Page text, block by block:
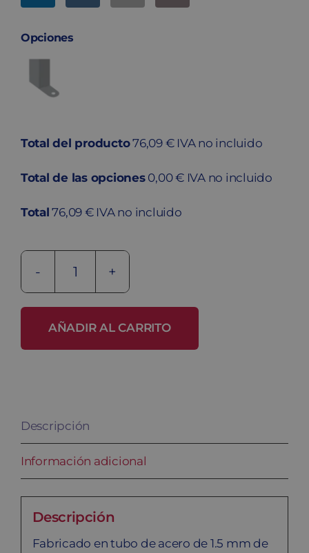
Opciones
Total del producto76,09 € IVA no incluido
Total de las opciones 0,00 € IVA no incluido
Total 76,09 € IVA no incluido
Banco
acero
AÑADIR AL CARRITO
Descripción
Información adicional
Descripción
Fabricado en tubo de acero de 1.5 mm de